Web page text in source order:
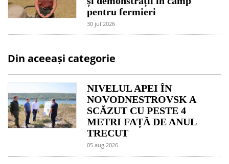
pentru fermieri
30 jul 2026
Din aceeași categorie
NIVELUL APEI ÎN
NOVODNESTROVSK A
SCĂZUT CU PESTE 4
METRI FAȚĂ DE ANUL
TRECUT
05 aug 2026